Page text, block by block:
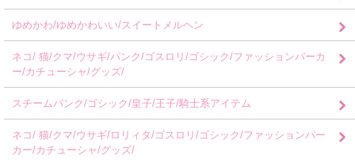
ゆめかわ/ゆめかわいい/スイートメルヘン
ネコ/ 猫/クマ/ウサギ/パンク/ゴスロリ/ゴシック/ファッションパーカ
ー/カチューシャ/グッズ/
スチームパンク/ゴシック/皇子/王子/騎士系アイテム
ネコ/ 猫/クマ/ウサギ/ロリィタ/ゴスロリ/ゴシック/ファッションパー
カー/カチューシャ/グッズ/